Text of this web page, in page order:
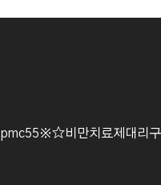
비만치료제대리구